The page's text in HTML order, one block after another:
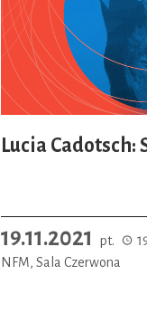
Lucia Cadotsch:
19.11.2021 pt.
NFM, Sala Czerwona